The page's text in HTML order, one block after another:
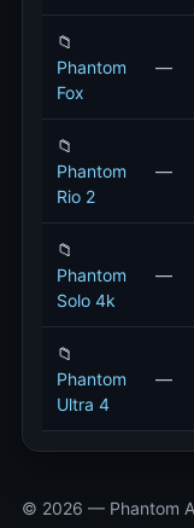
📁
Phantom
Fox
—
📁
Phantom
Rio 2
—
📁
Phantom
Solo 4k
—
📁
Phantom
Ultra 4
—
© 2026 — Phantom